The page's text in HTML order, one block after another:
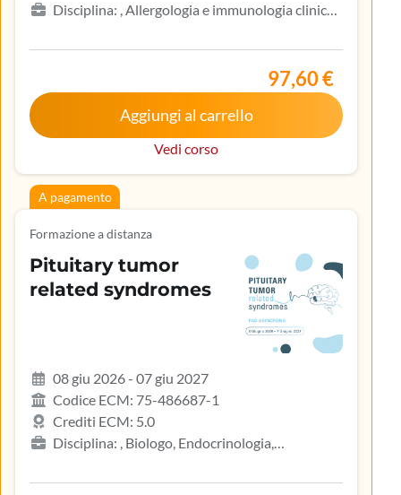
Disciplina: , Allergologia e immunologia clinica,
Medicina del lavoro e sicurezza degli ambienti di
lavoro, Medicina generale (medici di famiglia)
97,60 €
Aggiungi al carrello
Vedi corso
A pagamento
Formazione a distanza
Pituitary tumor
related syndromes
08 giu 2026 - 07 giu 2027
Codice ECM: 75-486687-1
Crediti ECM: 5.0
Disciplina: , Biologo, Endocrinologia,
ostetricia, Infermiere, Infermiere pediatrico,